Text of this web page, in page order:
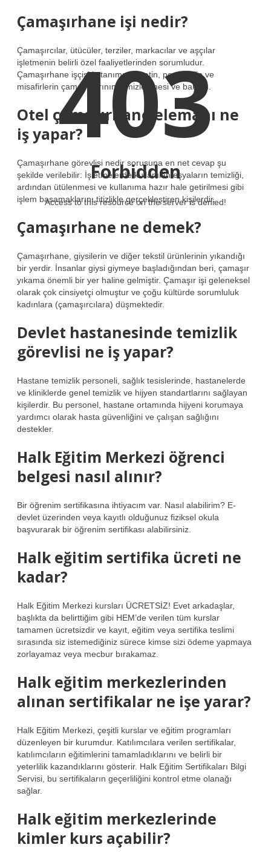
Çamaşırhane işi nedir?
Çamaşırcılar, ütücüler, terziler, markacılar ve aşçılar
işletmenin belirli özel faaliyetlerinden sorumludur.
Çamaşırhane işçisi iş tanımı; Şirketin, personelin ve
misafirlerin çamaşırlarının temizlenmesi ve bakımı.
Otel çamaşırhane elemanı ne
iş yapar?
Çamaşırhane görevlisi nedir sorusuna en net cevap şu
şekilde verilebilir: İşletmelerde kullanılan eşyaların temizliği,
ardından ütülenmesi ve kullanıma hazır hale getirilmesi gibi
işlem basamaklarını titizlikle gerçekleştiren kişilerdir.
Çamaşırhane ne demek?
Çamaşırhane, giysilerin ve diğer tekstil ürünlerinin yıkandığı
bir yerdir. İnsanlar giysi giymeye başladığından beri, çamaşır
yıkama önemli bir yer haline gelmiştir. Çamaşır işi geleneksel
olarak çok cinsiyetçi olmuştur ve çoğu kültürde sorumluluk
kadınlara (çamaşırcılara) düşmektedir.
Devlet hastanesinde temizlik
görevlisi ne iş yapar?
Hastane temizlik personeli, sağlık tesislerinde, hastanelerde
ve kliniklerde genel temizlik ve hijyen standartlarını sağlayan
kişilerdir. Bu personel, hastane ortamında hijyeni korumaya
yardımcı olarak hasta güvenliğini ve çalışan sağlığını
destekler.
Halk Eğitim Merkezi öğrenci
belgesi nasıl alınır?
Bir öğrenim sertifikasına ihtiyacım var. Nasıl alabilirim? E-
devlet üzerinden veya kayıtlı olduğunuz fiziksel okula
başvurarak bir öğrenim sertifikası alabilirsiniz.
Halk eğitim sertifika ücreti ne
kadar?
Halk Eğitim Merkezi kursları ÜCRETSİZ! Evet arkadaşlar,
başlıkta da belirttiğim gibi HEM’de verilen tüm kurslar
tamamen ücretsizdir ve kayıt, eğitim veya sertifika teslimi
sırasında siz istemediğiniz sürece kimse sizi ödeme yapmaya
zorlayamaz veya mecbur bırakamaz.
Halk eğitim merkezlerinden
alınan sertifikalar ne işe yarar?
Halk Eğitim Merkezi, çeşitli kurslar ve eğitim programları
düzenleyen bir kurumdur. Katılımcılara verilen sertifikalar,
katılımcıların eğitimlerini tamamladıklarını ve belirli bir
yeterlilik kazandıklarını gösterir. Halk Eğitim Sertifikaları Bilgi
Servisi, bu sertifikaların geçerliliğini kontrol etme olanağı
sağlar.
Halk eğitim merkezlerinde
kimler kurs açabilir?
403
Forbidden
Access to this resource on the server is denied!